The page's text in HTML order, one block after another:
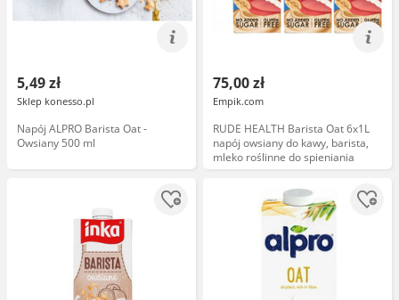
5,49 zł
Sklep konesso.pl
Napój ALPRO Barista Oat -
Owsiany 500 ml
75,00 zł
Empik.com
RUDE HEALTH Barista Oat 6x1L
napój owsiany do kawy, barista,
mleko roślinne do spieniania